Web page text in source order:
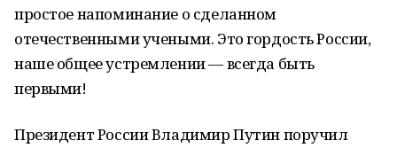
простое напоминание о сделанном
отечественными учеными. Это гордость России,
наше общее устремлении — всегда быть
первыми!
Президент России Владимир Путин поручил